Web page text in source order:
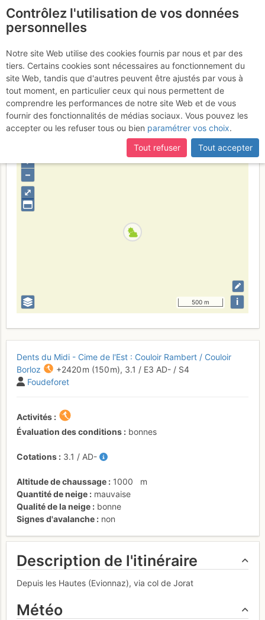
Dents du Midi - Cime de
l'E : Couloir Rambert /
Couloir Borloz
Samedi 11 février 2017
Haut Giffre - Aiguilles Rouges - Fiz
⤢
+
–
500 m i
Dents du Midi - Cime de l'Est : Couloir Rambert / Couloir
Borloz
+2420 m (150 m), 3.1 / E3 AD- / S4
Foudeforet
Activités
Évaluation des conditions
bonnes
Cotations 3.1 / AD-
Altitude de chaussage 1000
m
Quantité de neige
mauvaise
Qualité de la neige
bonne
Signes d'avalanche
non
Description de l'itinéraire
Depuis les Hautes (Evionnaz), via col de Jorat
Météo
Contrôlez l'utilisation de vos données
personnelles
Notre site Web utilise des cookies fournis par nous et par des
tiers. Certains cookies sont nécessaires au fonctionnement du
site Web, tandis que d'autres peuvent être ajustés par vous à
tout moment, en particulier ceux qui nous permettent de
comprendre les performances de notre site Web et de vous
fournir des fonctionnalités de médias sociaux. Vous pouvez les
accepter ou les refuser tous ou bien paramétrer vos choix.
Tout refuser
Tout accepter